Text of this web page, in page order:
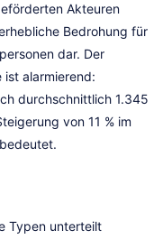
Akteuren
Bedrohung für
dar. Der
alarmierend:
durchschnittlich 1.345
von 11 % im
Typen unterteilt